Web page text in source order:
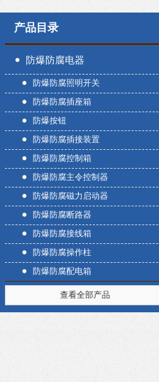
产品目录
防爆防腐电器
防爆防腐照明开关
防爆防腐插座箱
防爆按钮
防爆防腐插接装置
防爆防腐控制箱
防爆防腐主令控制器
防爆防腐磁力启动器
防爆防腐断路器
防爆防腐接线箱
防爆防腐操作柱
防爆防腐配电箱
查看全部产品